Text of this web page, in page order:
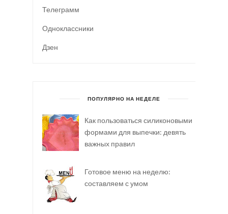
Телеграмм
Одноклассники
Дзен
ПОПУЛЯРНО НА НЕДЕЛЕ
Как пользоваться силиконовыми
формами для выпечки: девять
важных правил
Готовое меню на неделю:
составляем с умом